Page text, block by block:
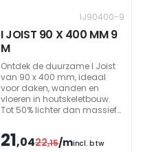
IJ90400-9
I JOIST 90 X 400 MM 9
M
Ontdek de duurzame I Joist
van 90 x 400 mm, ideaal
voor daken, wanden en
vloeren in houtskeletbouw.
Tot 50% lichter dan massief
draagvermogen.
Verkrijgbaar in diverse
21,0422,15/mincl. btw